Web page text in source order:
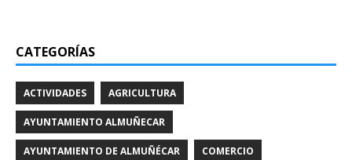
CATEGORÍAS
ACTIVIDADES AGRICULTURA
AYUNTAMIENTO ALMUÑECAR
AYUNTAMIENTO DE ALMUÑÉCAR COMERCIO